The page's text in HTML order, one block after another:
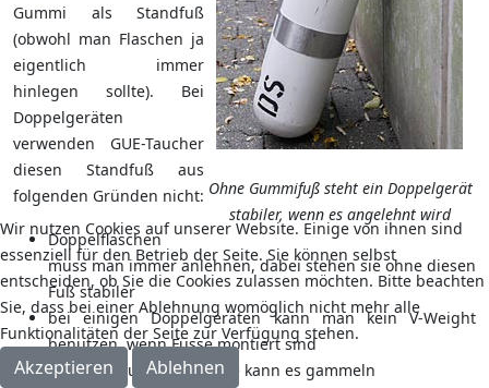
Ohne Gummifuß steht ein Doppelgerät
stabiler, wenn es angelehnt wird
Gummi als Standfuß
(obwohl man Flaschen ja
eigentlich immer
hinlegen sollte). Bei
Doppelgeräten
verwenden GUE-Taucher
diesen Standfuß aus
folgenden Gründen nicht:
Doppelflaschen
muss man immer anlehnen, dabei stehen sie ohne diesen
Fuß stabiler
bei einigen Doppelgeräten kann man kein V-Weight
benutzen, wenn Füsse montiert sind
zwischen Fuß und Flasche kann es gammeln
Wir nutzen Cookies auf unserer Website. Einige von ihnen sind
essenziell für den Betrieb der Seite. Sie können selbst
entscheiden, ob Sie die Cookies zulassen möchten. Bitte beachten
Sie, dass bei einer Ablehnung womöglich nicht mehr alle
Funktionalitäten der Seite zur Verfügung stehen.
Akzeptieren Ablehnen